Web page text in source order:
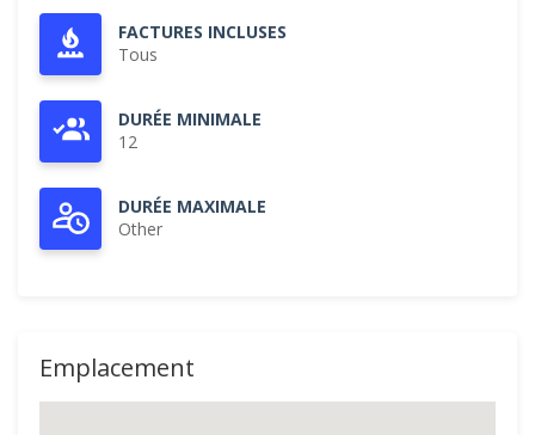
FACTURES INCLUSES
Tous
DURÉE MINIMALE
12
DURÉE MAXIMALE
Other
Emplacement